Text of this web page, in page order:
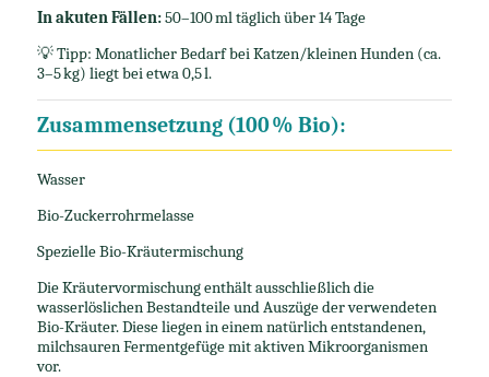
In akuten Fällen:50–100 ml täglich über 14 Tage
💡 Tipp: Monatlicher Bedarf bei Katzen/kleinen Hunden (ca.
3–5 kg) liegt bei etwa 0,5 l.
Zusammensetzung (100 % Bio):
Wasser
Bio-Zuckerrohrmelasse
Spezielle Bio-Kräutermischung
Die Kräutervormischung enthält ausschließlich die
wasserlöslichen Bestandteile und Auszüge der verwendeten
Bio-Kräuter. Diese liegen in einem natürlich entstandenen,
milchsauren Fermentgefüge mit aktiven Mikroorganismen
vor.